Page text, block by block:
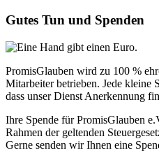
Gutes Tun und Spenden
PromisGlauben wird zu 100 %
Mitarbeiter betrieben. Jede kleine
dass unser Dienst Anerkennung
Ihre Spende für PromisGlauben
Rahmen der geltenden
Gerne senden wir Ihnen eine